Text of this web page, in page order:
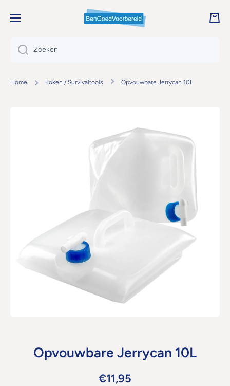
DOORGAAN NAAR ARTIKEL
Zoeken
Home Koken / Survivaltools Opvouwbare Jerrycan 10L
Opvouwbare Jerrycan 10L
€11,95